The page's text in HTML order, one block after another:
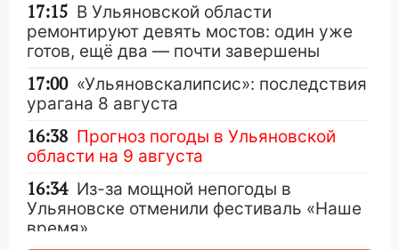
17:15 В Ульяновской области
ремонтируют девять мостов: один уже
готов, ещё два — почти завершены
17:00 «Ульяновскалипсис»: последствия
урагана 8 августа
16:38 Прогноз погоды в Ульяновской
области на 9 августа
16:34 Из-за мощной непогоды в
Ульяновске отменили фестиваль «Наше
время»